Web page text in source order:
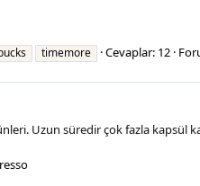
timemore Cevaplar: 12
Uzun süredir çok fazla kapsül